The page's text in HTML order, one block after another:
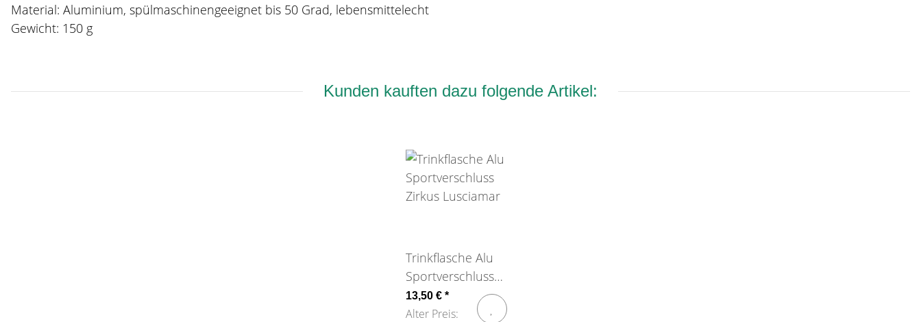
Material: Aluminium, spülmaschinengeeignet bis 50 Grad, lebensmittelecht
Gewicht: 150 g
Kunden kauften dazu folgende Artikel:
Trinkflasche Alu
Sportverschluss
Zirkus Lusciamar
13,50 € *
Alter Preis: